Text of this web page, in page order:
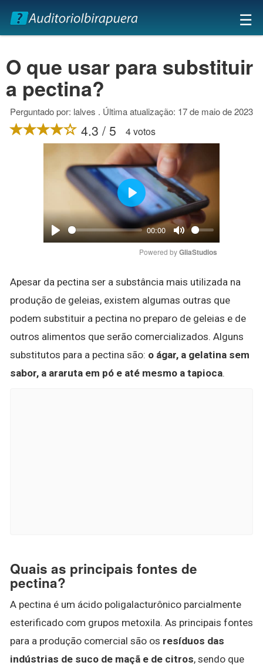
×
☰
O que usar para substituir
a pectina?
Perguntado por: lalves . Última atualização: 17 de maio de 2023
4.3 / 5 4 votos
Play
00:00
Mute
Play
Powered by GliaStudios
Apesar da pectina ser a substância mais utilizada na
produção de geleias, existem algumas outras que
podem substituir a pectina no preparo de geleias e de
outros alimentos que serão comercializados. Alguns
substitutos para a pectina são: o ágar, a gelatina sem
sabor, a araruta em pó e até mesmo a tapioca.
Quais as principais fontes de
pectina?
A pectina é um ácido poligalacturônico parcialmente
esterificado com grupos metoxila. As principais fontes
para a produção comercial são os resíduos das
indústrias de suco de maçã e de citros, sendo que